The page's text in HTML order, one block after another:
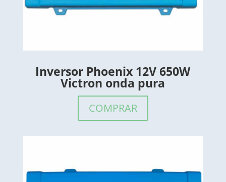
Inversor Phoenix 12V 650W
Victron onda pura
COMPRAR